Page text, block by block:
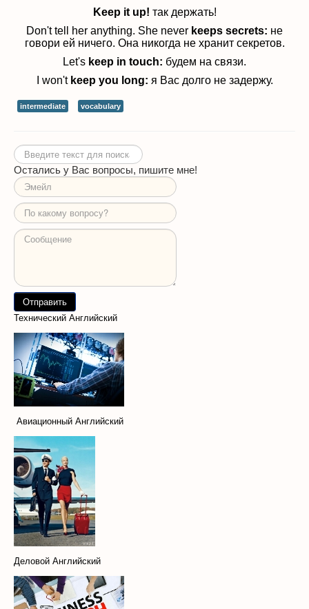
Keep it up! так держать!
Don't tell her anything. She never keeps secrets: не
говори ей ничего. Она никогда не хранит секретов.
Let's keep in touch: будем на связи.
I won'tkeep you long: я Вас долго не задержу.
intermediate vocabulary
Искать...
Остались у Вас вопросы, пишите мне!
Технический Английский
Авиационный Английский
Деловой Английский